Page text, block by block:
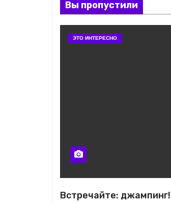
Вы пропустили
ЭТО ИНТЕРЕСНО
Встречайте: джампинг!